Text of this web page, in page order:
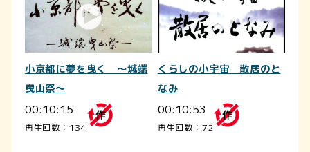
小京都に夢を曳く ～城端
曳山祭～
00:10:15
再生回数：134
くらしの小宇宙 散居のと
なみ
00:10:53
再生回数：72